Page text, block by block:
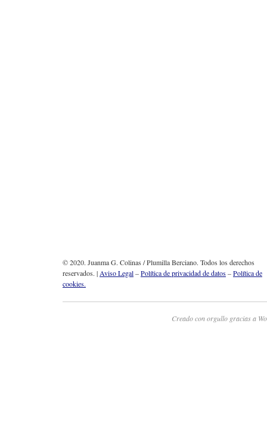
© 2020. Juanma G. Colinas / Plumilla Berciano. Todos los derechos
reservados. |Aviso Legal–Política de privacidad de datos–Política de
cookies.
Creado con orgullo gracias a